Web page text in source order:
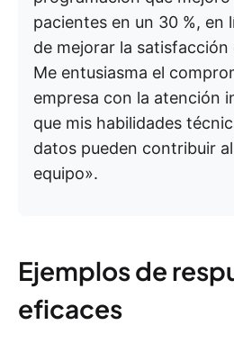
pacientes en un 30 %, en
de mejorar la satisfacción
Me entusiasma el
empresa con la atención
que mis habilidades
datos pueden contribuir
equipo».
Ejemplos de
eficaces